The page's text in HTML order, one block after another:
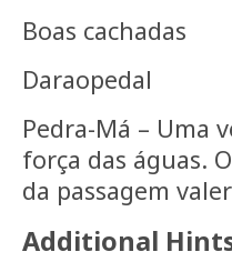
Boas cachadas
Daraopedal
Pedra-Má – Uma
força das águas.
da passagem
Additional